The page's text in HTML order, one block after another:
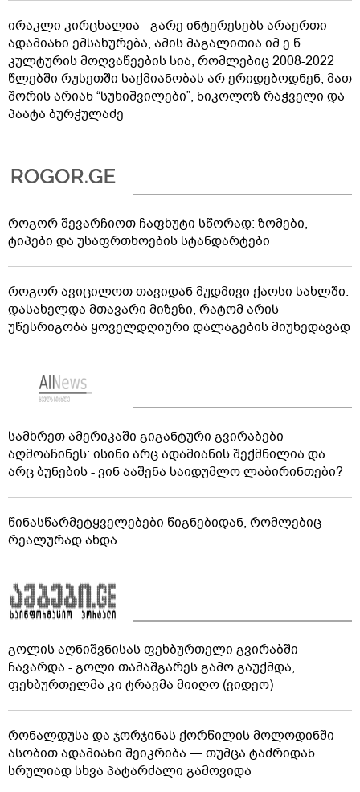
ირაკლი კირცხალია - გარე ინტერესებს არაერთი
ადამიანი ემსახურება, ამის მაგალითია იმ ე.წ.
კულტურის მოღვაწეების სია, რომლებიც 2008-2022
წლებში რუსეთში საქმიანობას არ ერიდებოდნენ, მათ
შორის არიან “სუხიშვილები”, ნიკოლოზ რაჭველი და
პაატა ბურჭულაძე
როგორ შევარჩიოთ ჩაფხუტი სწორად: ზომები,
ტიპები და უსაფრთხოების სტანდარტები
როგორ ავიცილოთ თავიდან მუდმივი ქაოსი სახლში:
დასახელდა მთავარი მიზეზი, რატომ არის
უწესრიგობა ყოველდღიური დალაგების მიუხედავად
სამხრეთ ამერიკაში გიგანტური გვირაბები
აღმოაჩინეს: ისინი არც ადამიანის შექმნილია და
არც ბუნების - ვინ ააშენა საიდუმლო ლაბირინთები?
წინასწარმეტყველებები წიგნებიდან, რომლებიც
რეალურად ახდა
გოლის აღნიშვნისას ფეხბურთელი გვირაბში
ჩავარდა - გოლი თამაშგარეს გამო გაუქმდა,
ფეხბურთელმა კი ტრავმა მიიღო (ვიდეო)
რონალდუსა და ჯორჯინას ქორწილის მოლოდინში
ასობით ადამიანი შეიკრიბა — თუმცა ტაძრიდან
სრულიად სხვა პატარძალი გამოვიდა